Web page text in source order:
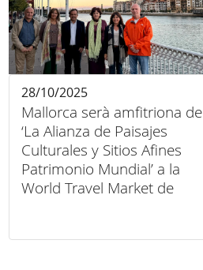
Mallorca serà amfitriona de
‘La Alianza de Paisajes
Culturales y Sitios Afines
Patrimonio Mundial’ a la
World Travel Market de
28/10/2025